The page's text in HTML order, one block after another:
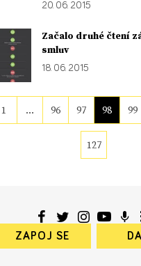
20. 06. 2015
Začalo druhé čtení
smluv
18. 06. 2015
1 … 96 97 98 99
127
ZAPOJ SE